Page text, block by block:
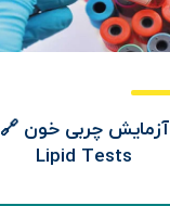
آزمایش چربی خون 🔗
Lipid Tests